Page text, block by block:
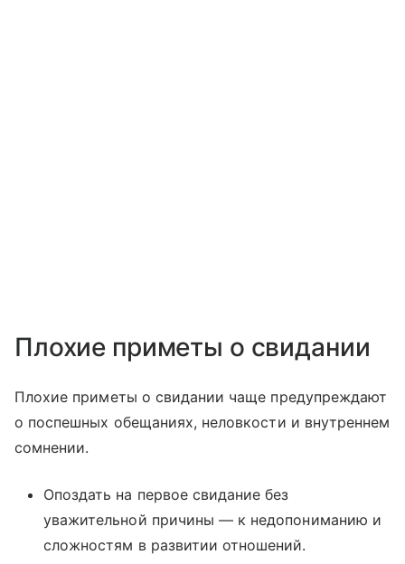
Плохие приметы о свидании
Плохие приметы о свидании чаще предупреждают
о поспешных обещаниях, неловкости и внутреннем
сомнении.
Опоздать на первое свидание без
уважительной причины — к недопониманию и
сложностям в развитии отношений.